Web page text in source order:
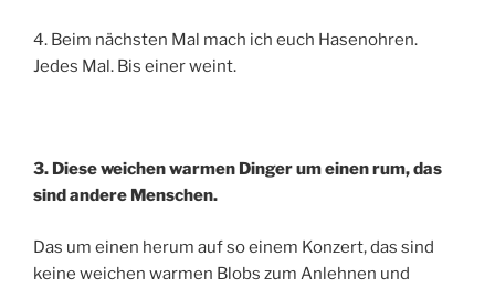
4. Beim nächsten Mal mach ich euch Hasenohren.
Jedes Mal. Bis einer weint.
3. Diese weichen warmen Dinger um einen rum, das
sind andere Menschen.
Das um einen herum auf so einem Konzert, das sind
keine weichen warmen Blobs zum Anlehnen und